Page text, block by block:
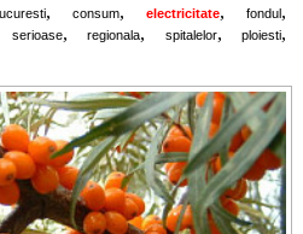
, consum, electricitate, fondul ,
serioase, regionala, spitalelor, ploiesti,